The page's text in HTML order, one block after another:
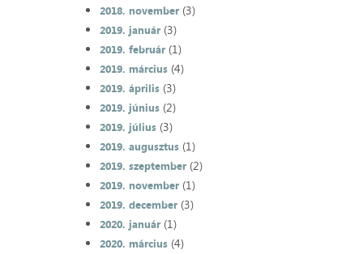
2018. november(3)
2019. január(3)
2019. február(1)
2019. március(4)
2019. április(3)
2019. június(2)
2019. július(3)
2019. augusztus(1)
2019. szeptember(2)
2019. november(1)
2019. december(3)
2020. január(1)
2020. március(4)